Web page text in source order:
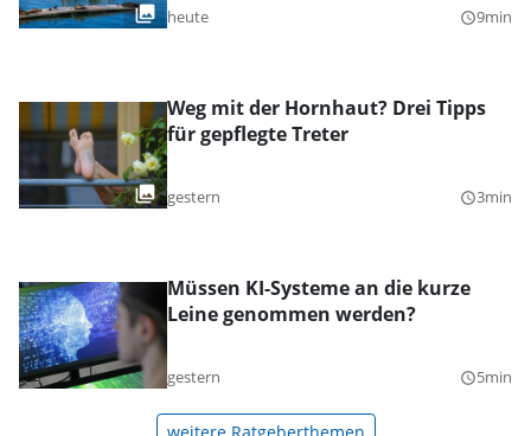
heute query_builder9min
Weg mit der Hornhaut? Drei Tipps
für gepflegte Treter
gestern query_builder3min
Müssen KI-Systeme an die kurze
Leine genommen werden?
gestern query_builder5min